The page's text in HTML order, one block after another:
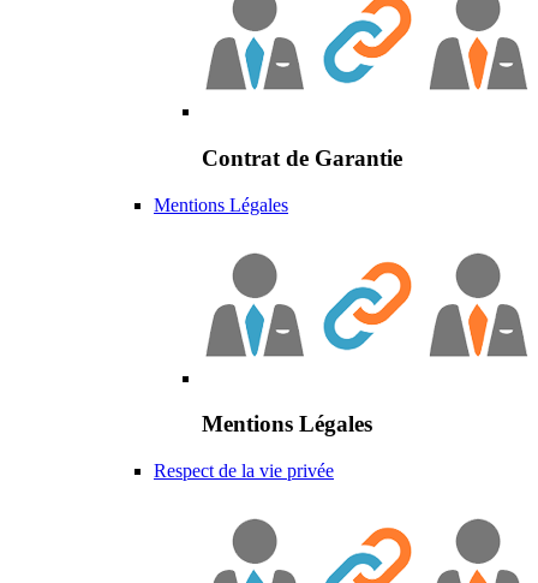
Contrat de Garantie
Mentions Légales
Mentions Légales
Respect de la vie privée